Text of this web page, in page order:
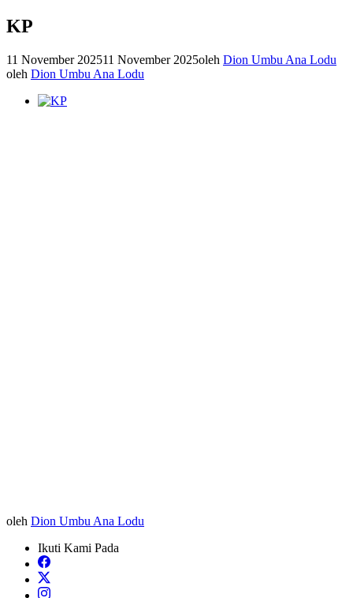
KP
11 November 202511 November 2025oleh Dion Umbu Ana Lodu
oleh Dion Umbu Ana Lodu
oleh Dion Umbu Ana Lodu
Ikuti Kami Pada